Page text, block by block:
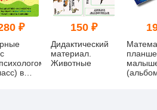
₽
в
150 ₽
Дидактический
материал.
Животные